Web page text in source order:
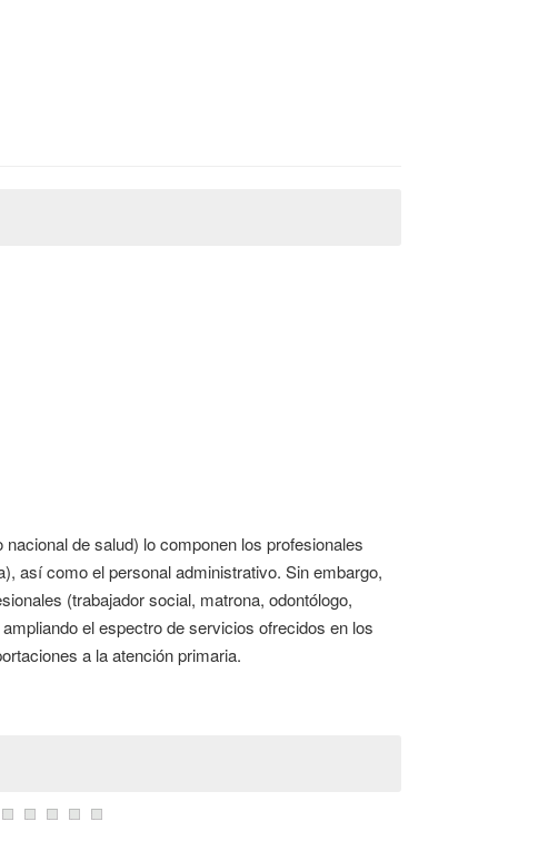
de salud) lo componen los profesionales
así como el personal administrativo. Sin embargo,
(trabajador social, matrona, odontólogo,
el espectro de servicios ofrecidos en los
a la atención primaria.